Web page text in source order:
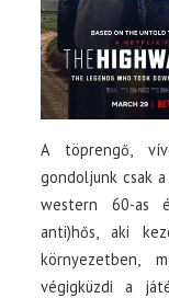
A töprengő,
gondoljunk csak
western 60-as
anti)hős, aki
környezetben,
végigküzdi a